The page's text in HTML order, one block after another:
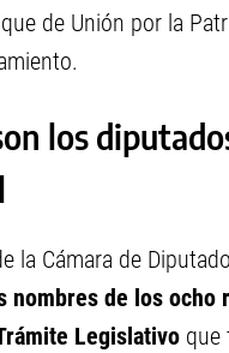
de Unión por la
los
la Cámara de
nombres de los ocho
Legislativo que